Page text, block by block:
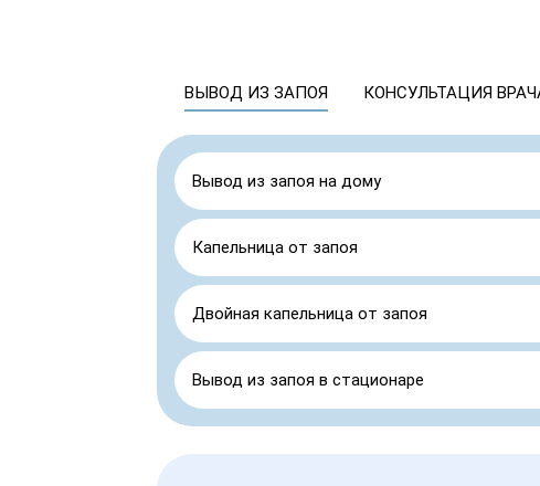
ВЫВОД ИЗ ЗАПОЯ КОНСУЛЬТАЦИЯ
Вывод из запоя на дому
Капельница от запоя
Двойная капельница от запоя
Вывод из запоя в стационаре